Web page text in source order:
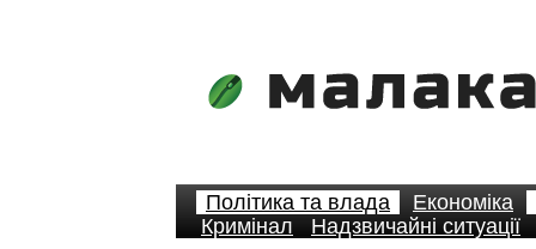
Політика та влада
Економіка
Кримінал
Надзвичайні ситуації